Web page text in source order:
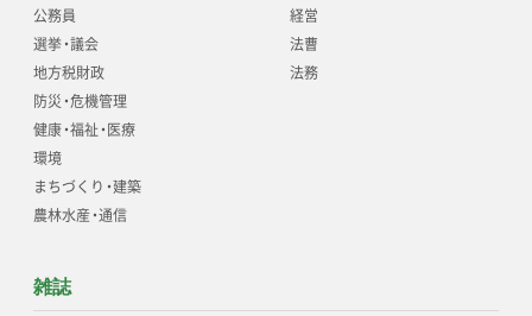
公務員
選挙・議会
地方税財政
防災・危機管理
健康・福祉・医療
環境
まちづくり・建築
農林水産・通信
経営
法曹
法務
雑誌